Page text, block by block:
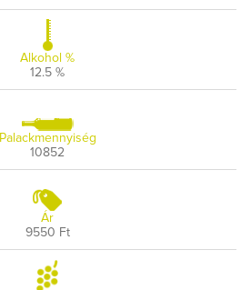
Alkohol %
12.5 %
Palackmennyiség
10852
Ár
9550 Ft